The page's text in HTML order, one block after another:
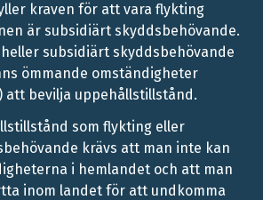
kraven för att vara flykting
är subsidiärt skyddsbehövande.
subsidiärt skyddsbehövande
ömmande omständigheter
att bevilja uppehållstillstånd.
som flykting eller
krävs att man inte kan
i hemlandet och att man
inom landet för att undkomma